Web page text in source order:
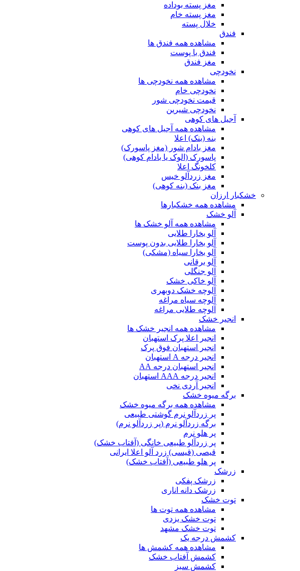
مغز پسته بوداده
مغز پسته خام
خلال پسته
فندق
مشاهده همه فندق ها
فندق با پوست
مغز فندق
نخودچی
مشاهده همه نخودچی ها
نخودچی خام
قیمت نخودچی شور
نخودچی شیرین
آجیل های کوهی
مشاهده همه آجیل های کوهی
بنه (بنک) اعلا
مغز بادام شور (مغز پاسورک)
پاسورک (الوک یا بادام کوهی)
کلخونگ اعلا
مغز زردآلو خیس
مغز بنک (بنه کوهی)
خشکبار ارزان
مشاهده همه خشکبارها
آلو خشک
مشاهده همه آلو خشک ها
آلو بخارا طلایی
آلو بخارا طلایی بدون پوست
آلو بخارا سیاه (مشکی)
آلو برقانی
آلو جنگلی
آلو خاکی خشک
آلوچه خشک دوبهری
آلوچه سیاه مراغه
آلوچه طلایی مراغه
انجیر خشک
مشاهده همه انجیر خشک ها
انجیر اعلا پرک استهبان
انجیر استهبان فوق پرک
انجیر درجه A استهبان
انجیر استهبان درجه AA
انجیر درجه AAA استهبان
انجیر آردی نخی
برگه میوه خشک
مشاهده همه برگه میوه خشک
پر زردآلو نرم گوشتی طبیعی
برگه زردآلو نرم (پر زردآلو نرم)
پر هلو نرم
پر زردآلو طبیعی خانگی (آفتاب خشک)
قیصی (قیسی) زرد آلو اعلا ایرانی
پر هلو طبیعی (آفتاب خشک)
زرشک
زرشک پفکی
زرشک دانه اناری
توت خشک
مشاهده همه توت ها
توت خشک یزدی
توت خشک مشهد
کشمش درجه یک
مشاهده همه کشمش ها
کشمش آفتاب خشک
کشمش سبز